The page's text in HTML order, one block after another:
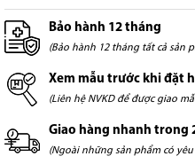
Bảo hành 12 tháng
(Bảo hành 12 tháng tất cả sản
Xem mẫu trước khi đặt
(Liên hệ NVKD để được giao
Giao hàng nhanh trong
(Ngoài những sản phẩm có yêu